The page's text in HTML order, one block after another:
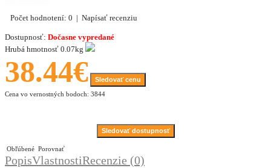
Počet hodnotení: 0 | Napísať recenziu
Dostupnosť: Dočasne vypredané
Hrubá hmotnosť 0.07kg
38.44€
Sledovať cenu
Cena vo vernostných bodoch: 3844
Sledovať dostupnosť
Obľúbené Porovnať
PopisVlastnostiRecenzie (0)